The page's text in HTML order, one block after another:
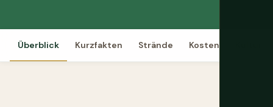
Überblick Kurzfakten Strände Kosten